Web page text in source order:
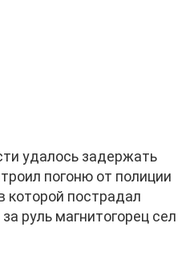
удалось задержать
погоню от полиции
которой пострадал
руль магнитогорец сел